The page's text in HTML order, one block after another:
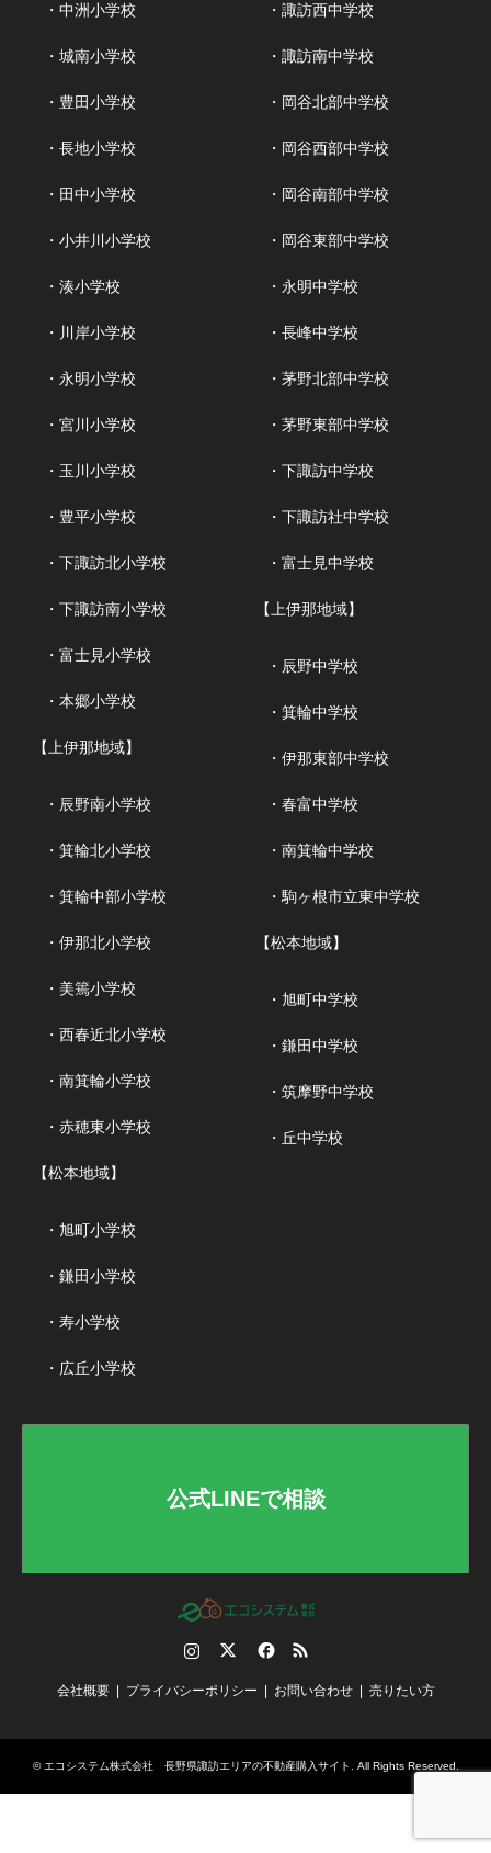
・中洲小学校
・城南小学校
・豊田小学校
・長地小学校
・田中小学校
・小井川小学校
・湊小学校
・川岸小学校
・永明小学校
・宮川小学校
・玉川小学校
・豊平小学校
・下諏訪北小学校
・下諏訪南小学校
・富士見小学校
・本郷小学校
【上伊那地域】
・辰野南小学校
・箕輪北小学校
・箕輪中部小学校
・伊那北小学校
・美篶小学校
・西春近北小学校
・南箕輪小学校
・赤穂東小学校
【松本地域】
・旭町小学校
・鎌田小学校
・寿小学校
・広丘小学校
・諏訪西中学校
・諏訪南中学校
・岡谷北部中学校
・岡谷西部中学校
・岡谷南部中学校
・岡谷東部中学校
・永明中学校
・長峰中学校
・茅野北部中学校
・茅野東部中学校
・下諏訪中学校
・下諏訪社中学校
・富士見中学校
【上伊那地域】
・辰野中学校
・箕輪中学校
・伊那東部中学校
・春富中学校
・南箕輪中学校
・駒ヶ根市立東中学校
【松本地域】
・旭町中学校
・鎌田中学校
・筑摩野中学校
・丘中学校
公式LINEで相談
RSS
会社概要 プライバシーポリシー お問い合わせ 売りたい方
© エコシステム株式会社 長野県諏訪エリアの不動産購入サイト . All Rights Reserved.